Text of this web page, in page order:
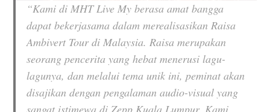
“Kami di MHT Live My berasa amat bangga
dapat bekerjasama dalam merealisasikan Raisa
Ambivert Tour di Malaysia. Raisa merupakan
seorang pencerita yang hebat menerusi lagu-
lagunya, dan melalui tema unik ini, peminat akan
disajikan dengan pengalaman audio-visual yang
sangat istimewa di Zepp Kuala Lumpur. Kami